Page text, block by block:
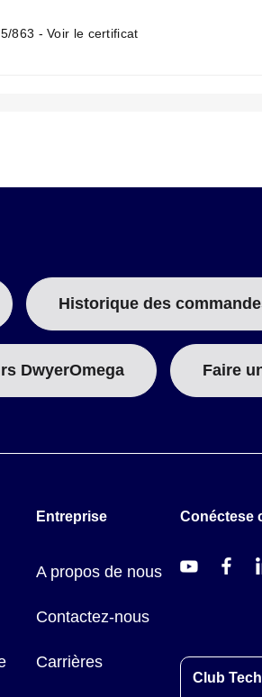
A
863 - Voir le certificat
Historique des
DwyerOmega Faire
Entreprise
A propos de nous
Contactez-nous
Carrières
Conéctese
Club